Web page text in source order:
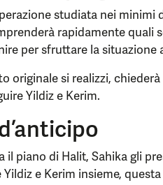
studiata nei minimi
rapidamente quali
per sfruttare la situazione
originale si realizzi,
Yildiz e Kerim.
il piano di Halit, Sahika gli
e Kerim insieme,